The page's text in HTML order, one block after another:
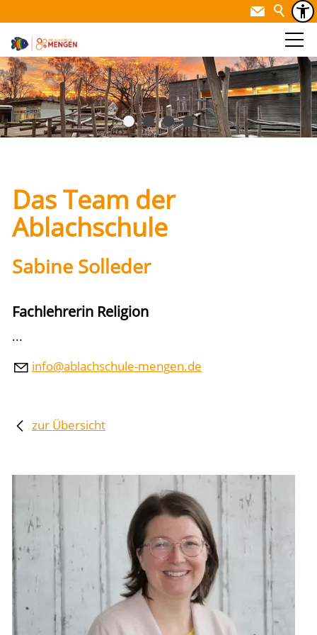
Das Team der
Ablachschule
Sabine Solleder
Fachlehrerin Religion
...
nf
bl chsch l -m ng n d
zur Übersicht